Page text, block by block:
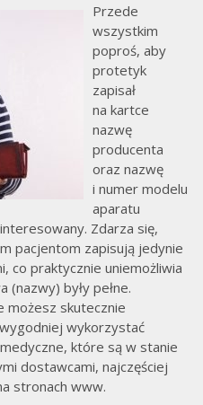
Przede
wszystkim
poproś, aby
protetyk
zapisał
na kartce
nazwę
producenta
oraz nazwę
i numer modelu
aparatu
Zdarza się,
pacjentom zapisują jedynie
co praktycznie uniemożliwia
(nazwy) były pełne.
możesz skutecznie
wykorzystać
które są w stanie
dostawcami, najczęściej
stronach www.